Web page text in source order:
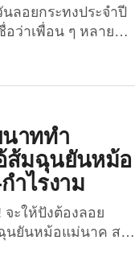
—
April 3,...
ลอยกระทงประจำปี
ว่าเพื่อน ๆ หลายคน
าดาราและเซเลป
ไปเข้าร่วมงาน
ายเป็นนางนพมาศ
ยสวยหวาน บางคนก็
ป็นไวรัล! วันนี้ The
าพดาราไทย-คนดัง ที่
ส่งท้ายลอยกระทง
าททำ
ส้มฉุนยันหม้อ
ำไรงาม
จะให้ปังต้องลอย
นยันหม้อแม่นาค สาว